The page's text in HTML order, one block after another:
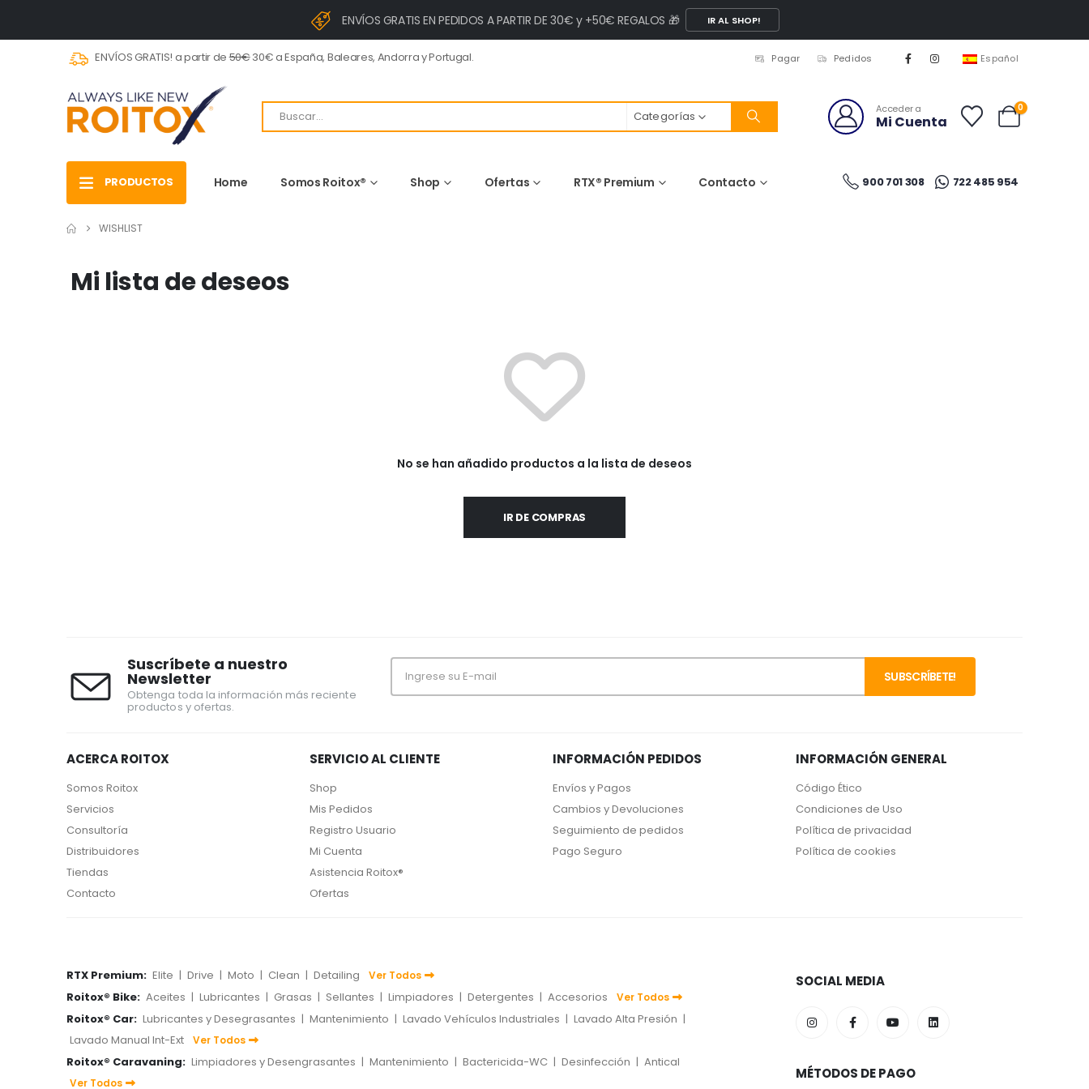
ENVÍOS GRATIS EN PEDIDOS A PARTIR DE 30€ y +50€ REGALOS 🎁 IR AL SHOP!
ENVÍOS GRATIS! a partir de50€30€ a España, Baleares, Andorra y Portugal. Pagar Pedidos Español
Categorías Acceder a
Mi Cuenta
0
PRODUCTOS Home Somos Roitox® Shop Ofertas RTX® Premium Contacto 900 701 308 722 485 954
WISHLIST
Mi lista de deseos
No se han añadido productos a la lista de deseos
IR DE COMPRAS
Suscríbete a nuestro
Newsletter
Obtenga toda la información más reciente
productos y ofertas.
ACERCA ROITOX
Somos Roitox
Servicios
Consultoría
Distribuidores
Tiendas
Contacto
SERVICIO AL CLIENTE
Shop
Mis Pedidos
Registro Usuario
Mi Cuenta
Asistencia Roitox®
Ofertas
INFORMACIÓN PEDIDOS
Envíos y Pagos
Cambios y Devoluciones
Seguimiento de pedidos
Pago Seguro
INFORMACIÓN GENERAL
Código Ético
Condiciones de Uso
Política de privacidad
Política de cookies
RTX Premium: Elite | Drive | Moto | Clean | Detailing Ver Todos
Roitox® Bike: Aceites | Lubricantes | Grasas | Sellantes | Limpiadores | Detergentes | Accesorios Ver Todos
Roitox® Car: Lubricantes y Desegrasantes | Mantenimiento | Lavado Vehículos Industriales | Lavado Alta Presión |
Lavado Manual Int-Ext
Ver Todos
Roitox® Caravaning: Limpiadores y Desengrasantes | Mantenimiento | Bactericida-WC | Desinfección | Antical
Ver Todos
SOCIAL MEDIA
MÉTODOS DE PAGO